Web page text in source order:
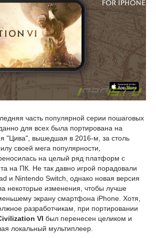
часть популярной серии пошаговых
для всех была портирована на
"Цива", вышедшая в 2016-м, за столь
своей мега популярности,
на целый ряд платформ с
на ПК. Не так давно игрой порадовали
и Nintendo Switch, однако новая версия
некоторые изменения, чтобы лучше
экрану смартфона iPhone. Хотя,
разработчикам, при портировании
VI был перенесен целиком и
локальный мультиплеер.